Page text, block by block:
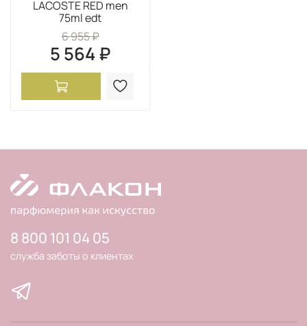
LACOSTE RED men
75ml edt
6 955 ₽
5 564 ₽
8 800 101 04 05
служба заботы о клиентах